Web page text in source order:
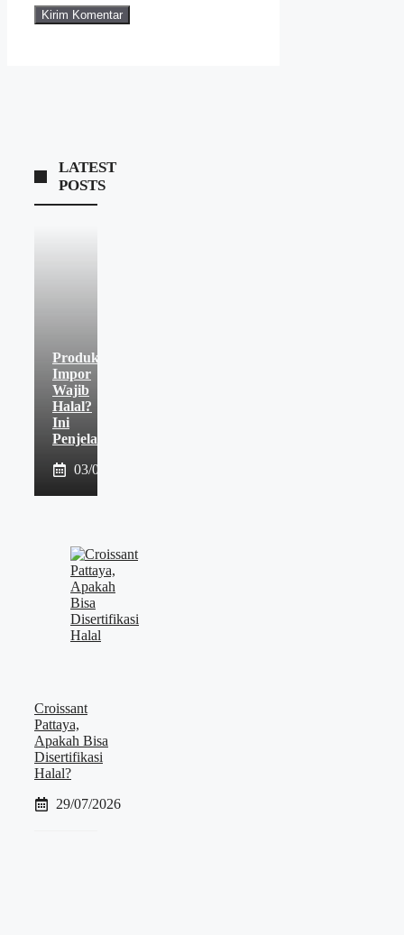
LATEST
POSTS
Produk
Impor
Wajib
Halal?
Ini
Penjelasannya
03/08/2026
Croissant
Pattaya,
Apakah Bisa
Disertifikasi
Halal?
29/07/2026